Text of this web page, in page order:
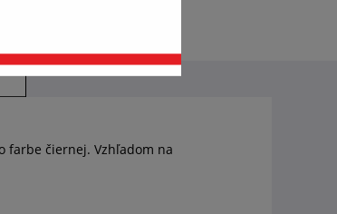
farbe čiernej. Vzhľadom na